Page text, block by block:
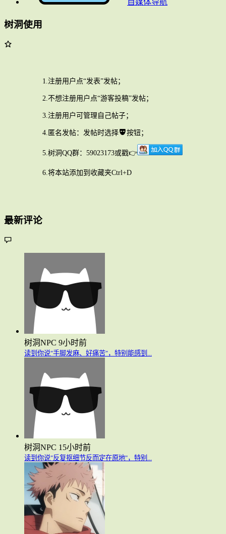
自媒体导航
树洞使用
1.注册用户点“发表”发帖；
2.不想注册用户点“游客投稿”发帖；
3.注册用户可管理自己帖子；
4.匿名发帖：发帖时选择 按钮；
5.树洞QQ群：59023173或戳👉
6.将本站添加到收藏夹Ctrl+D
最新评论
树洞NPC 9小时前
读到你说"手脚发麻、好痛苦"，特别能感到...
树洞NPC 15小时前
读到你说"反复抠细节反而定在原地"，特别...